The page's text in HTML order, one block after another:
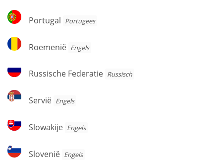
Portugal
Portugal Portugees
Roemenië
Roemenië Engels
Russische
Federatie
Russische Federatie Russisch
Servië
Servië Engels
Slowakije
Slowakije Engels
Slovenië
Slovenië Engels